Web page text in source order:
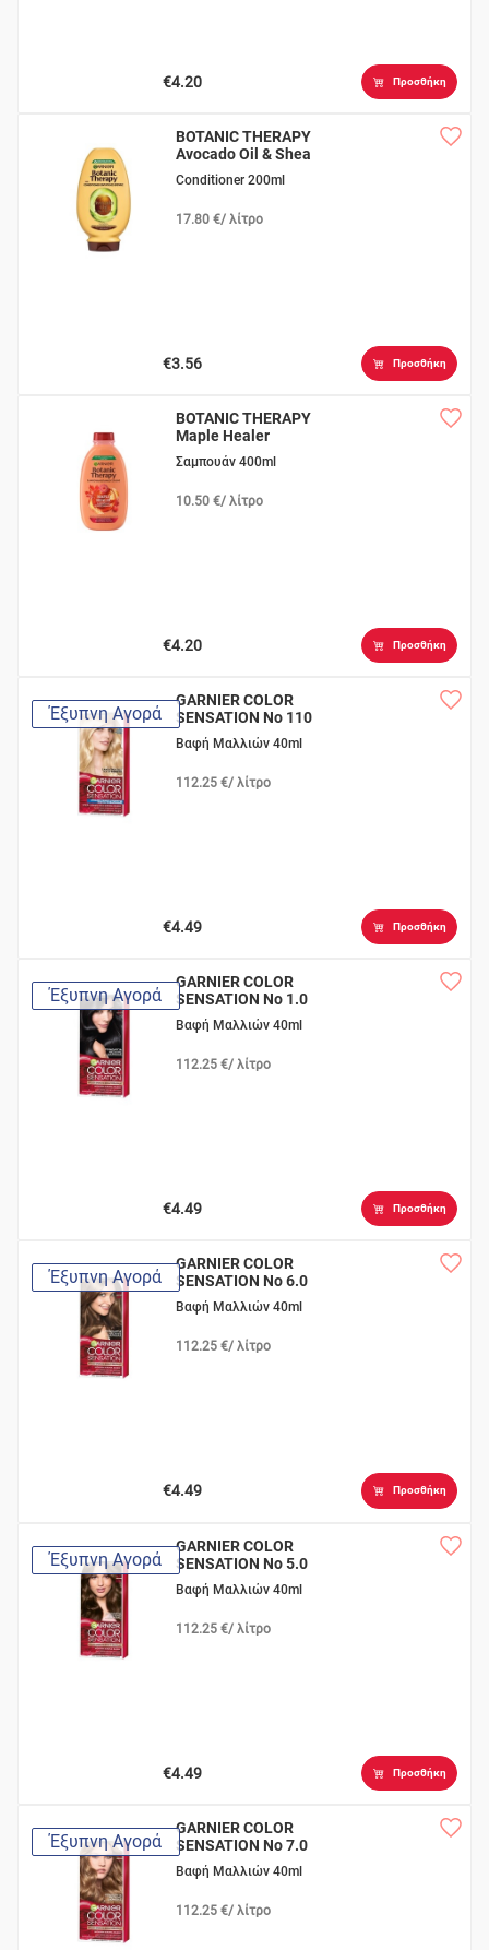
€4.20 Προσθήκη
BOTANIC THERAPY
Avocado Oil & Shea
Butter
Conditioner 200ml
17.80 €/ λίτρο
€3.56 Προσθήκη
BOTANIC THERAPY
Maple Healer
Σαμπουάν 400ml
10.50 €/ λίτρο
€4.20 Προσθήκη
Έξυπνη Αγορά
GARNIER COLOR
SENSATION Νο 110
Κατάξανθο Φυσικό
Βαφή Μαλλιών 40ml
112.25 €/ λίτρο
€4.49 Προσθήκη
Έξυπνη Αγορά
GARNIER COLOR
SENSATION Νο 1.0
Μαύρο
Βαφή Μαλλιών 40ml
112.25 €/ λίτρο
€4.49 Προσθήκη
Έξυπνη Αγορά
GARNIER COLOR
SENSATION Νο 6.0
Ξανθό Σκούρο
Βαφή Μαλλιών 40ml
112.25 €/ λίτρο
€4.49 Προσθήκη
Έξυπνη Αγορά
GARNIER COLOR
SENSATION Νο 5.0
Φωτεινό Καστανό
Ανοιχτό
Βαφή Μαλλιών 40ml
112.25 €/ λίτρο
€4.49 Προσθήκη
Έξυπνη Αγορά
GARNIER COLOR
SENSATION Νο 7.0
Ξανθό
Βαφή Μαλλιών 40ml
112.25 €/ λίτρο